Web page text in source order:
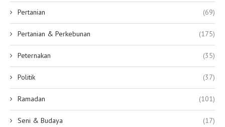
Pertanian (69)
Pertanian & Perkebunan (175)
Peternakan (35)
Politik (37)
Ramadan (101)
Seni & Budaya (17)